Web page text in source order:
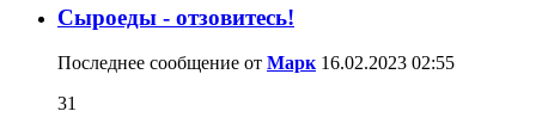
Сыроеды - отзовитесь!
Последнее сообщение от Марк16.02.2023 02:55
31